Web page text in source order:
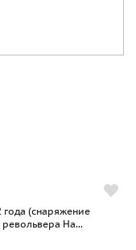
(снаряжение
На...